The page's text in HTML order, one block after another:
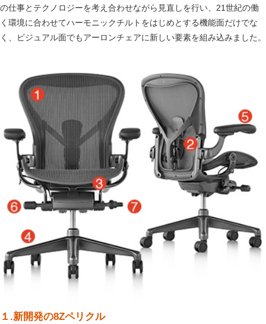
の仕事とテクノロジーを考え合わせながら見直しを行い、21世紀の働
く環境に合わせてハーモニックチルトをはじめとする機能面だけでな
く、ビジュアル面でもアーロンチェアに新しい要素を組み込みました。
１.新開発の8Zペリクル